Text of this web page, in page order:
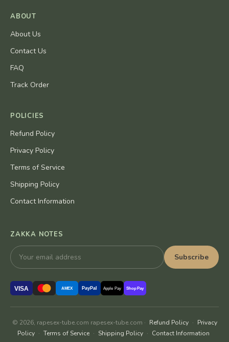
ABOUT
About Us
Contact Us
FAQ
Track Order
POLICIES
Refund Policy
Privacy Policy
Terms of Service
Shipping Policy
Contact Information
ZAKKA NOTES
Subscribe
VISA AMEX PayPal Apple Pay Shop Pay
© 2026, rapesex-tube.com rapesex-tube.com · Refund Policy · Privacy
Policy · Terms of Service · Shipping Policy · Contact Information